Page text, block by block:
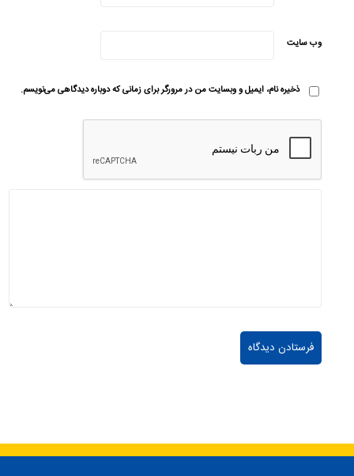
وب‌ سایت
ذخیره نام، ایمیل و وبسایت من در مرورگر برای زمانی که دوباره دیدگاهی می‌نویسم.